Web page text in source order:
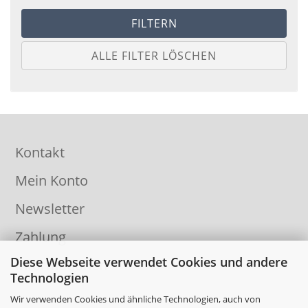
Diese Webseite verwendet Cookies und andere
Technologien
Wir verwenden Cookies und ähnliche Technologien, auch von
FILTERN
ALLE FILTER LÖSCHEN
Kontakt
Mein Konto
Newsletter
Zahlung
Informationen